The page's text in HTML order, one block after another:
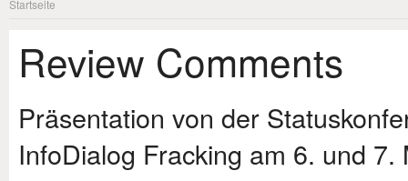
Startseite
Review Comments
Präsentation von der
InfoDialog Fracking am 6. und